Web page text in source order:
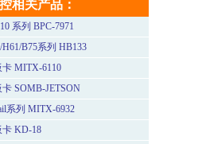
相关产品：
系列 BPC-7971
H61/B75系列 HB133
MITX-6110
SOMB-JETSON
系列 MITX-6932
KD-18